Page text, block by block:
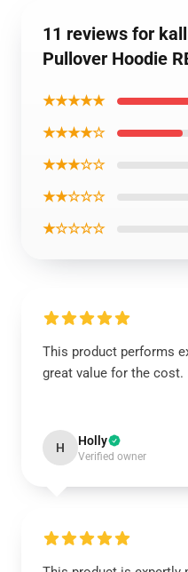
11 reviews for
Pullover Hoodie
★★★★★
★★★★☆
★★★☆☆
★★☆☆☆
★☆☆☆☆
This product performs
great value for the cost.
H Holly
Verified owner